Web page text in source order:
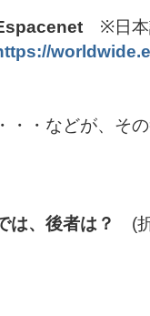
※日
・・・などが、そ
は、後者は？ (